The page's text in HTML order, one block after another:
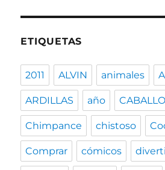
ETIQUETAS
2011 ALVIN animales
ARDILLAS año CABALLO
Chimpance chistoso
Comprar cómicos